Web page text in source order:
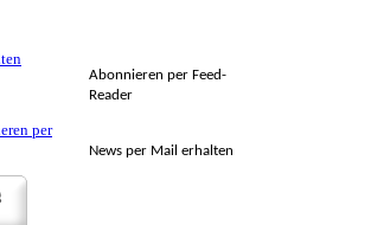
Abonnieren per Feed-
Reader
News per Mail erhalten